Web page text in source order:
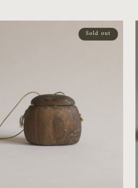
Sold out